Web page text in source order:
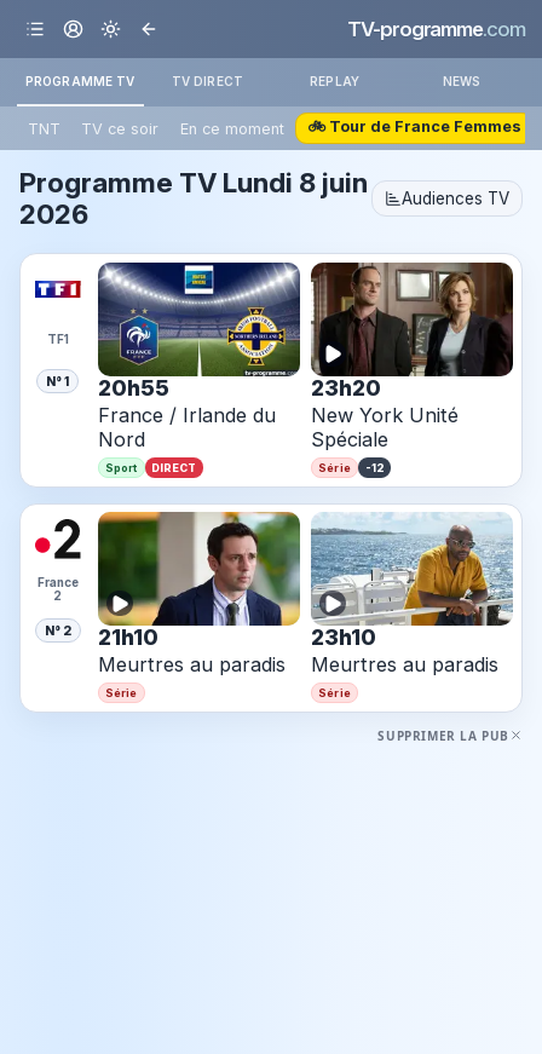
TV-programme.com
PROGRAMME TV TV DIRECT REPLAY NEWS
TNT TV ce soir En ce moment 🚲 Tour de France Femmes
Programme TV Lundi 8 juin
2026
Audiences TV
TF1
N° 1 20h55
France / Irlande du
Nord
Sport DIRECT
23h20
New York Unité
Spéciale
Série -12
France
2
N° 2 21h10
Meurtres au paradis
Série
23h10
Meurtres au paradis
Série
SUPPRIMER LA PUB